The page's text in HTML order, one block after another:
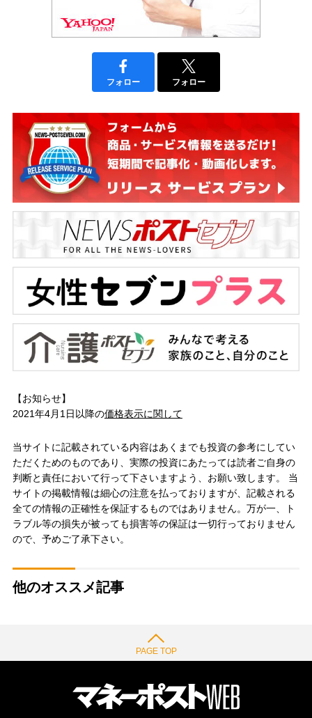
フォロー フォロー
【お知らせ】
2021年4月1日以降の価格表示に関して
当サイトに記載されている内容はあくまでも投資の参考にしてい
ただくためのものであり、実際の投資にあたっては読者ご自身の
判断と責任において行って下さいますよう、お願い致します。 当
サイトの掲載情報は細心の注意を払っておりますが、記載される
全ての情報の正確性を保証するものではありません。万が一、ト
ラブル等の損失が被っても損害等の保証は一切行っておりません
ので、予めご了承下さい。
他のオススメ記事
PAGE TOP